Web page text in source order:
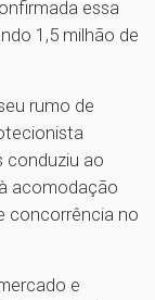
essa
1,5 milhão de
rumo de
conduziu ao
acomodação
concorrência no
e